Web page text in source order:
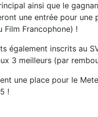
ainsi que le
une entrée pour une
Film Francophone) !
également inscrits au
3 meilleurs (par
une place pour le
!